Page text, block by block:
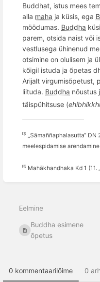
Buddhat, istus mees
alla maha ja küsis, ega
möödumas. Buddha
parem, otsida naist või
vestlusega ühinenud
otsimine on olulisem ja
kõigil istuda ja õpetas
Arijalt virgumisõpetust,
liituda. Buddha nõustus
täispühitsuse (
[1] „Sāmaññaphalasutta“ DN
meelespidamise
[2] Mahākhandhaka Kd 1
režiim
Eelmine
Buddha esimene
õpetus
0 kommentaarilõime 0